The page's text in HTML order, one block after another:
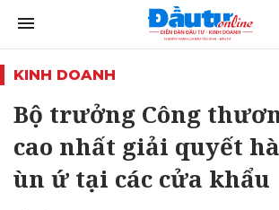
KINH DOANH
Bộ trưởng Công
cao nhất giải quyết
ùn ứ tại các cửa khẩu